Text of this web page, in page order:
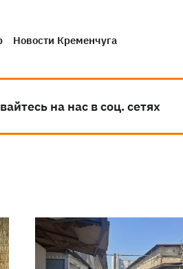
Новости Кременчуга
на нас в соц. сетях